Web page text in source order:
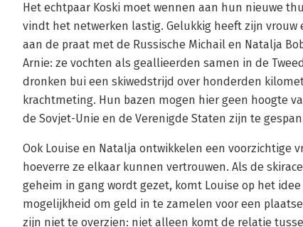
Het echtpaar Koski moet wennen aan hun nieuwe
vindt het netwerken lastig. Gelukkig heeft zijn vrouw
aan de praat met de Russische Michail en Natalja
Arnie: ze vochten als geallieerden samen in de
dronken bui een skiwedstrijd over honderden
krachtmeting. Hun bazen mogen hier geen hoogte
de Sovjet-Unie en de Verenigde Staten zijn te
Ook Louise en Natalja ontwikkelen een voorzichtige
hoeverre ze elkaar kunnen vertrouwen. Als de
geheim in gang wordt gezet, komt Louise op het
mogelijkheid om geld in te zamelen voor een
zijn niet te overzien: niet alleen komt de relatie